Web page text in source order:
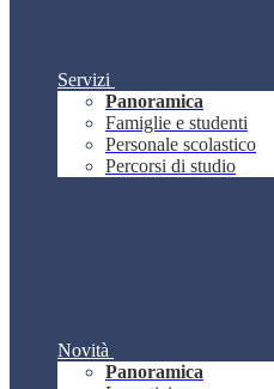
Servizi
Panoramica
Famiglie e studenti
Personale scolastico
Percorsi di studio
Novità
Panoramica